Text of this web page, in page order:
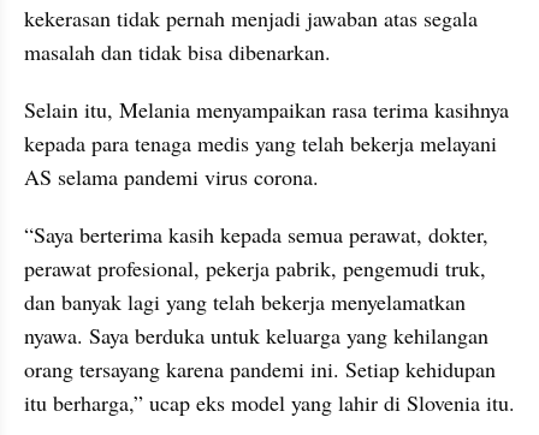
kekerasan tidak pernah menjadi jawaban atas segala
masalah dan tidak bisa dibenarkan.
Selain itu, Melania menyampaikan rasa terima kasihnya
kepada para tenaga medis yang telah bekerja melayani
AS selama pandemi virus corona.
“Saya berterima kasih kepada semua perawat, dokter,
perawat profesional, pekerja pabrik, pengemudi truk,
dan banyak lagi yang telah bekerja menyelamatkan
nyawa. Saya berduka untuk keluarga yang kehilangan
orang tersayang karena pandemi ini. Setiap kehidupan
itu berharga,” ucap eks model yang lahir di Slovenia itu.